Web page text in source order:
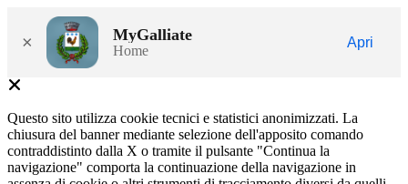
× MyGalliate
Home
Apri
Questo sito utilizza cookie tecnici e statistici anonimizzati. La
chiusura del banner mediante selezione dell'apposito comando
contraddistinto dalla X o tramite il pulsante "Continua la
navigazione" comporta la continuazione della navigazione in